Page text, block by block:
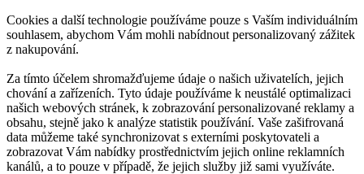
Cookies a další technologie používáme pouze s Vaším individuálním
souhlasem, abychom Vám mohli nabídnout personalizovaný zážitek
z nakupování.
Za tímto účelem shromažďujeme údaje o našich uživatelích, jejich
chování a zařízeních. Tyto údaje používáme k neustálé optimalizaci
našich webových stránek, k zobrazování personalizované reklamy a
obsahu, stejně jako k analýze statistik používání. Vaše zašifrovaná
data můžeme také synchronizovat s externími poskytovateli a
zobrazovat Vám nabídky prostřednictvím jejich online reklamních
kanálů, a to pouze v případě, že jejich služby již sami využíváte.